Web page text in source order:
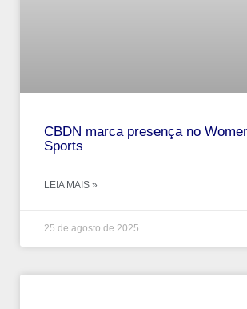
CBDN marca presença no
Sports
LEIA MAIS »
25 de agosto de 2025